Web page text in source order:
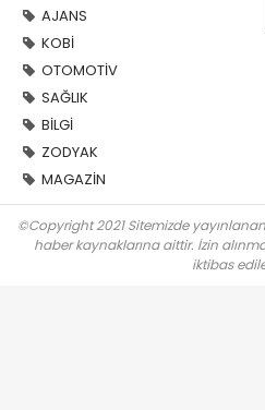
AJANS
KOBİ
OTOMOTİV
SAĞLIK
BİLGİ
ZODYAK
MAGAZİN
©Copyright 2021 Sitemizde
haber kaynaklarına aittir. İzin
iktibas